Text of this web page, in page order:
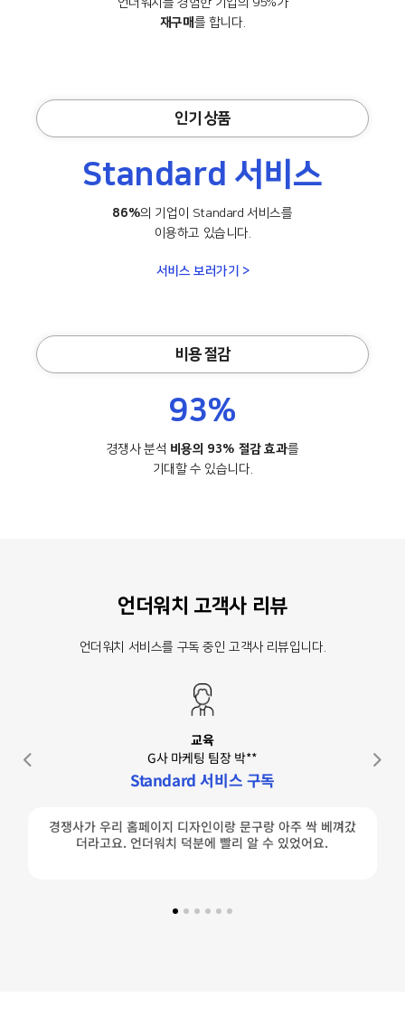
언더워치를 경험한 기업의 95%가
재구매를 합니다.
인기 상품
Standard 서비스
86%의 기업이 Standard 서비스를
이용하고 있습니다.
서비스 보러가기 >
비용 절감
93%
경쟁사 분석 비용의 93% 절감 효과를
기대할 수 있습니다.
언더워치 고객사 리뷰
언더워치 서비스를 구독 중인 고객사 리뷰입니다.
교육
G사 마케팅 팀장 박**
Standard 서비스 구독
경쟁사가 우리 홈페이지 디자인이랑 문구랑 아주 싹 베껴갔
더라고요. 언더워치 덕분에 빨리 알 수 있었어요.